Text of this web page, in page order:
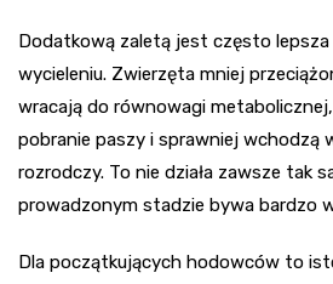
Dodatkową zaletą jest często
wycieleniu. Zwierzęta mniej
wracają do równowagi
pobranie paszy i sprawniej wchodzą
rozrodczy. To nie działa zawsze tak
prowadzonym stadzie bywa bardzo
Dla początkujących hodowców to